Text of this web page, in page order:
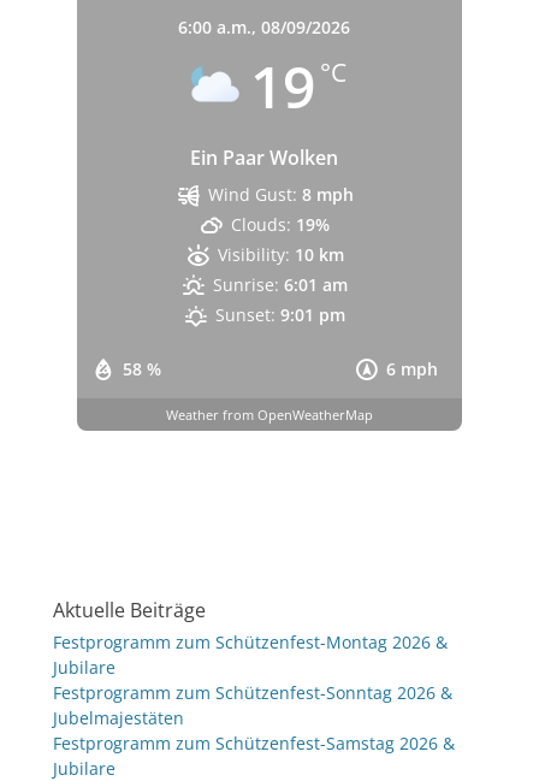
6:00 a.m., 08/09/2026
19 °C
Ein Paar Wolken
58 % 6 mph
Wind Gust: 8 mph
Clouds: 19%
Visibility: 10 km
Sunrise: 6:01 am
Sunset: 9:01 pm
Weather from OpenWeatherMap
Aktuelle Beiträge
Festprogramm zum Schützenfest-Montag 2026 &
Jubilare
Festprogramm zum Schützenfest-Sonntag 2026 &
Jubelmajestäten
Festprogramm zum Schützenfest-Samstag 2026 &
Jubilare